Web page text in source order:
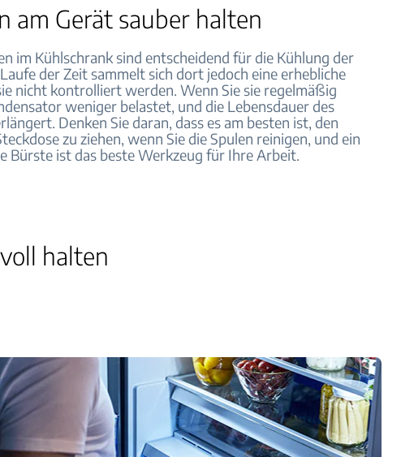
am Gerät sauber halten
im Kühlschrank sind entscheidend für die Kühlung der
der Zeit sammelt sich dort jedoch eine erhebliche
nicht kontrolliert werden. Wenn Sie sie regelmäßig
weniger belastet, und die Lebensdauer des
Denken Sie daran, dass es am besten ist, den
zu ziehen, wenn Sie die Spulen reinigen, und ein
Bürste ist das beste Werkzeug für Ihre Arbeit.
halten